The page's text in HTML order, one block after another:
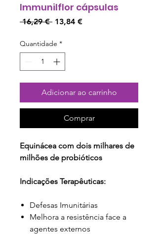
Immunilflor cápsulas
16,29 € Preço
13,84 €Preço
Quantidade *
Adicionar ao carrinho
Comprar
Equinácea com dois milhares de
milhões de probióticos
Indicações Terapêuticas:
Defesas Imunitárias
Melhora a resistência face a
agentes externos